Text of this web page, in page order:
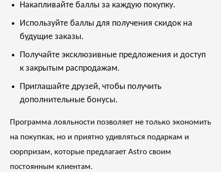
Накапливайте баллы за каждую покупку.
Используйте баллы для получения скидок на
будущие заказы.
Получайте эксклюзивные предложения и доступ
к закрытым распродажам.
Приглашайте друзей, чтобы получить
дополнительные бонусы.
Программа лояльности позволяет не только экономить
на покупках, но и приятно удивляться подаркам и
сюрпризам, которые предлагает Astro своим
постоянным клиентам.